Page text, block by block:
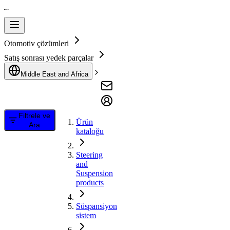
Otomotiv çözümleri
Satış sonrası yedek parçalar
Middle East and Africa
Filtrele ve
Ara
Ürün
kataloğu
Steering
and
Suspension
products
Süspansiyon
sistem